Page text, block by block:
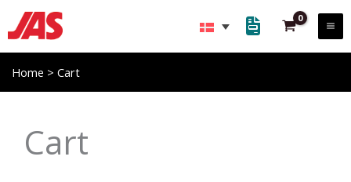
til
indholdet
Home > Cart
Cart